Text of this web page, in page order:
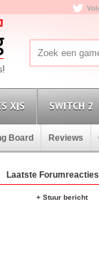
X|S SWITCH 2
Board Reviews
Laatste Forumreacties
+ Stuur bericht